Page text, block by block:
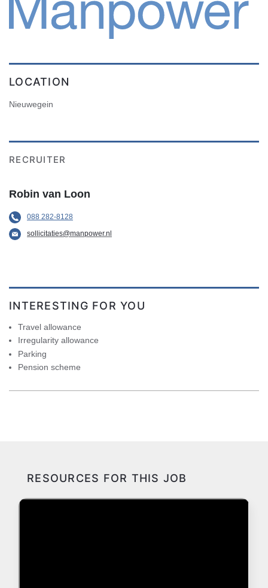
LOCATION
Nieuwegein
RECRUITER
Robin van Loon
088 282-8128
sollicitaties@manpower.nl
INTERESTING FOR YOU
Travel allowance
Irregularity allowance
Parking
Pension scheme
RESOURCES FOR THIS JOB